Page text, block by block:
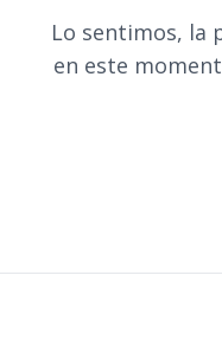
Lo sentimos, la
en este